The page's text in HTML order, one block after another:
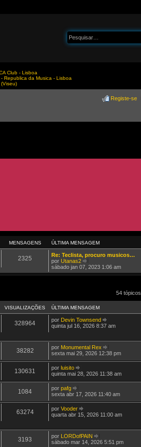
Club - Lisboa
Republica da Musica - Lisboa
Registe-se
MENSAGENS ÚLTIMA MENSAGEM
2325
Re: Teclista, procuro musicos…
por Utanas2
V
e
l
t
i
m
a
s
a
g
m
sábado jan 07, 2023 1:06 am
54 tópicos
VISUALIZAÇÕES ÚLTIMA MENSAGEM
328964 por Devin Townsend
V
a
ú
l
i
e
n
a
quinta jul 16, 2026 8:37 am
38282 por Monumental Rex
V
a
ú
t
a
M
n
a
sexta mai 29, 2026 12:38 pm
130631 por luisito
V
e
a
ú
l
t
M
e
quinta mai 28, 2026 11:38 am
1084 por pafg
V
a
a
l
t
i
sexta abr 17, 2026 11:40 am
63274 por Vooder
V
a
a
ú
quarta abr 15, 2026 11:00 am
3193 por LORDofPAIN
V
sábado mar 14, 2026 5:51 pm